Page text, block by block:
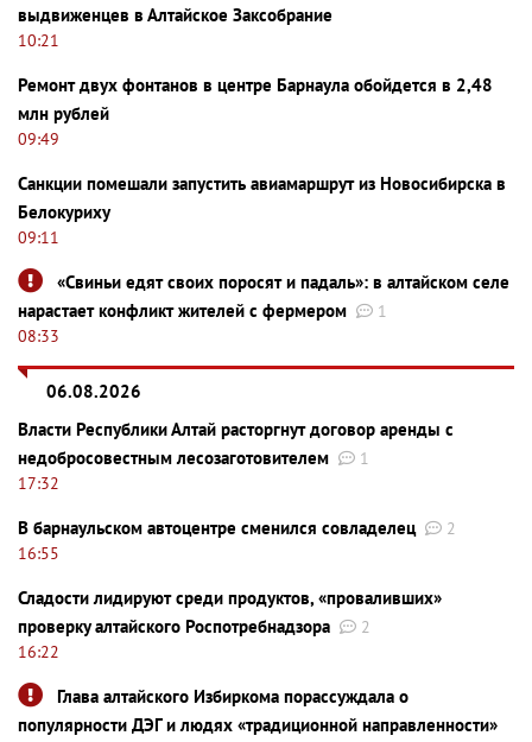
выдвиженцев в Алтайское Заксобрание
10:21
Ремонт двух фонтанов в центре Барнаула обойдется в 2,48
млн рублей
09:49
Санкции помешали запустить авиамаршрут из Новосибирска в
Белокуриху
09:11
«Свиньи едят своих поросят и падаль»: в алтайском селе
нарастает конфликт жителей с фермером
1
08:33
06.08.2026
Власти Республики Алтай расторгнут договор аренды с
недобросовестным лесозаготовителем
1
17:32
В барнаульском автоцентре сменился совладелец
2
16:55
Сладости лидируют среди продуктов, «проваливших»
проверку алтайского Роспотребнадзора
2
16:22
Глава алтайского Избиркома порассуждала о
популярности ДЭГ и людях «традиционной направленности»